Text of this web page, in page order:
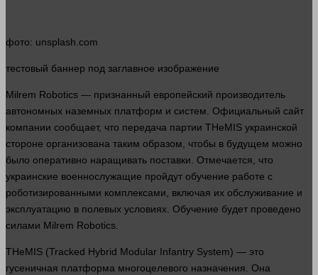
фото: unsplash.com
тестовый баннер под заглавное изображение
Milrem Robotics — признанный европейский производитель
автономных наземных платформ и систем. Официальный сайт
компании сообщает, что передача партии THeMIS украинской
стороне организована таким образом, чтобы в будущем можно
было оперативно наращивать поставки. Отмечается, что
украинские военнослужащие пройдут обучение работе с
роботизированными комплексами, включая их обслуживание и
эксплуатацию в полевых условиях. Обучение будет проведено
силами Milrem Robotics.
THeMIS (Tracked Hybrid Modular Infantry System) — это
гусеничная платформа многоцелевого назначения. Она